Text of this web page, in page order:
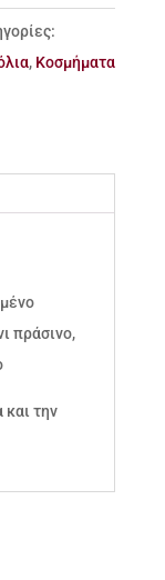
, Κοσμήματα
πράσινο,
και την